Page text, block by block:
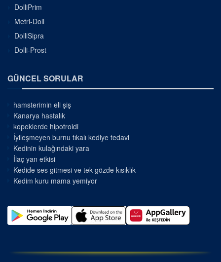
DolliPrim
Metri-Doll
DolliSipra
Dolli-Prost
GÜNCEL SORULAR
hamsterimin eli şiş
Kanarya hastalık
kopeklerde hipotroidi
İyileşmeyen burnu tıkalı kediye tedavi
Kedinin kulağındaki yara
İlaç yan etkisi
Kedide ses gitmesi ve tek gözde kısıklık
Kedim kuru mama yemiyor